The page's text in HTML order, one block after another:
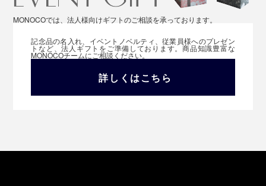
MONOCOでは、法人様向けギフトのご相談を承っております。
記念品の名入れ、イベントノベルティ、従業員様へのプレゼン
トなど、法人ギフトをご準備しております。商品知識豊富な
MONOCOチームにご相談ください。
詳しくはこちら